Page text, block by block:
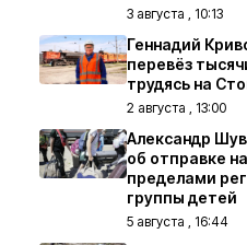
3 августа , 10:13
Геннадий
перевёз
трудясь на
2 августа , 13:00
Александр
об отправке
пределами
группы детей
5 августа , 16:44